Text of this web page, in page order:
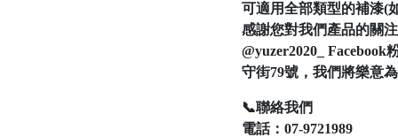
可適用全部類型的補漆(
感謝您對我們產品的關
@yuzer2020_
守街79號，我們將樂意
📞聯絡我們
電話：07-9721989